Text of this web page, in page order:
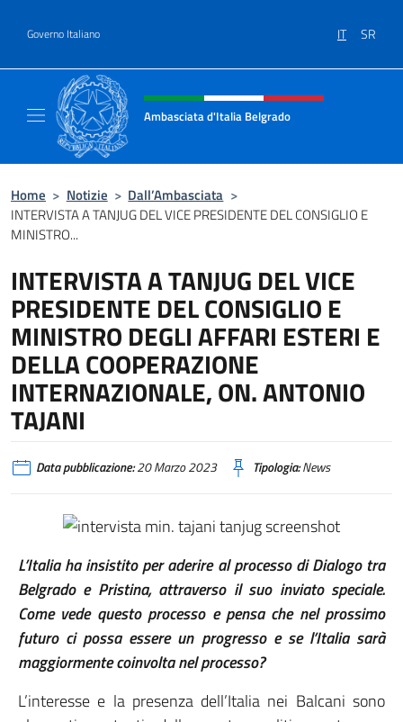
Governo Italiano IT SR
Intestazione sito, social e menù
Ambasciata d'Italia Belgrado
Home > Notizie > Dall’Ambasciata >
INTERVISTA A TANJUG DEL VICE PRESIDENTE DEL CONSIGLIO E
MINISTRO...
INTERVISTA A TANJUG DEL VICE
PRESIDENTE DEL CONSIGLIO E
MINISTRO DEGLI AFFARI ESTERI E
DELLA COOPERAZIONE
INTERNAZIONALE, ON. ANTONIO
TAJANI
Data pubblicazione:20 Marzo 2023 Tipologia:News
L’Italia ha insistito per aderire al processo di Dialogo tra
Belgrado e Pristina, attraverso il suo inviato speciale.
Come vede questo processo e pensa che nel prossimo
futuro ci possa essere un progresso e se l’Italia sarà
maggiormente coinvolta nel processo?
L’interesse e la presenza dell’Italia nei Balcani sono